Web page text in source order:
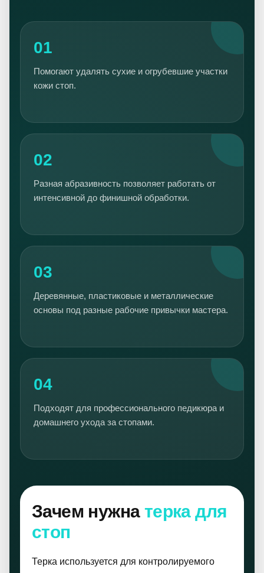
01
Помогают удалять сухие и огрубевшие участки
кожи стоп.
02
Разная абразивность позволяет работать от
интенсивной до финишной обработки.
03
Деревянные, пластиковые и металлические
основы под разные рабочие привычки мастера.
04
Подходят для профессионального педикюра и
домашнего ухода за стопами.
Зачем нужна терка для
стоп
Терка используется для контролируемого